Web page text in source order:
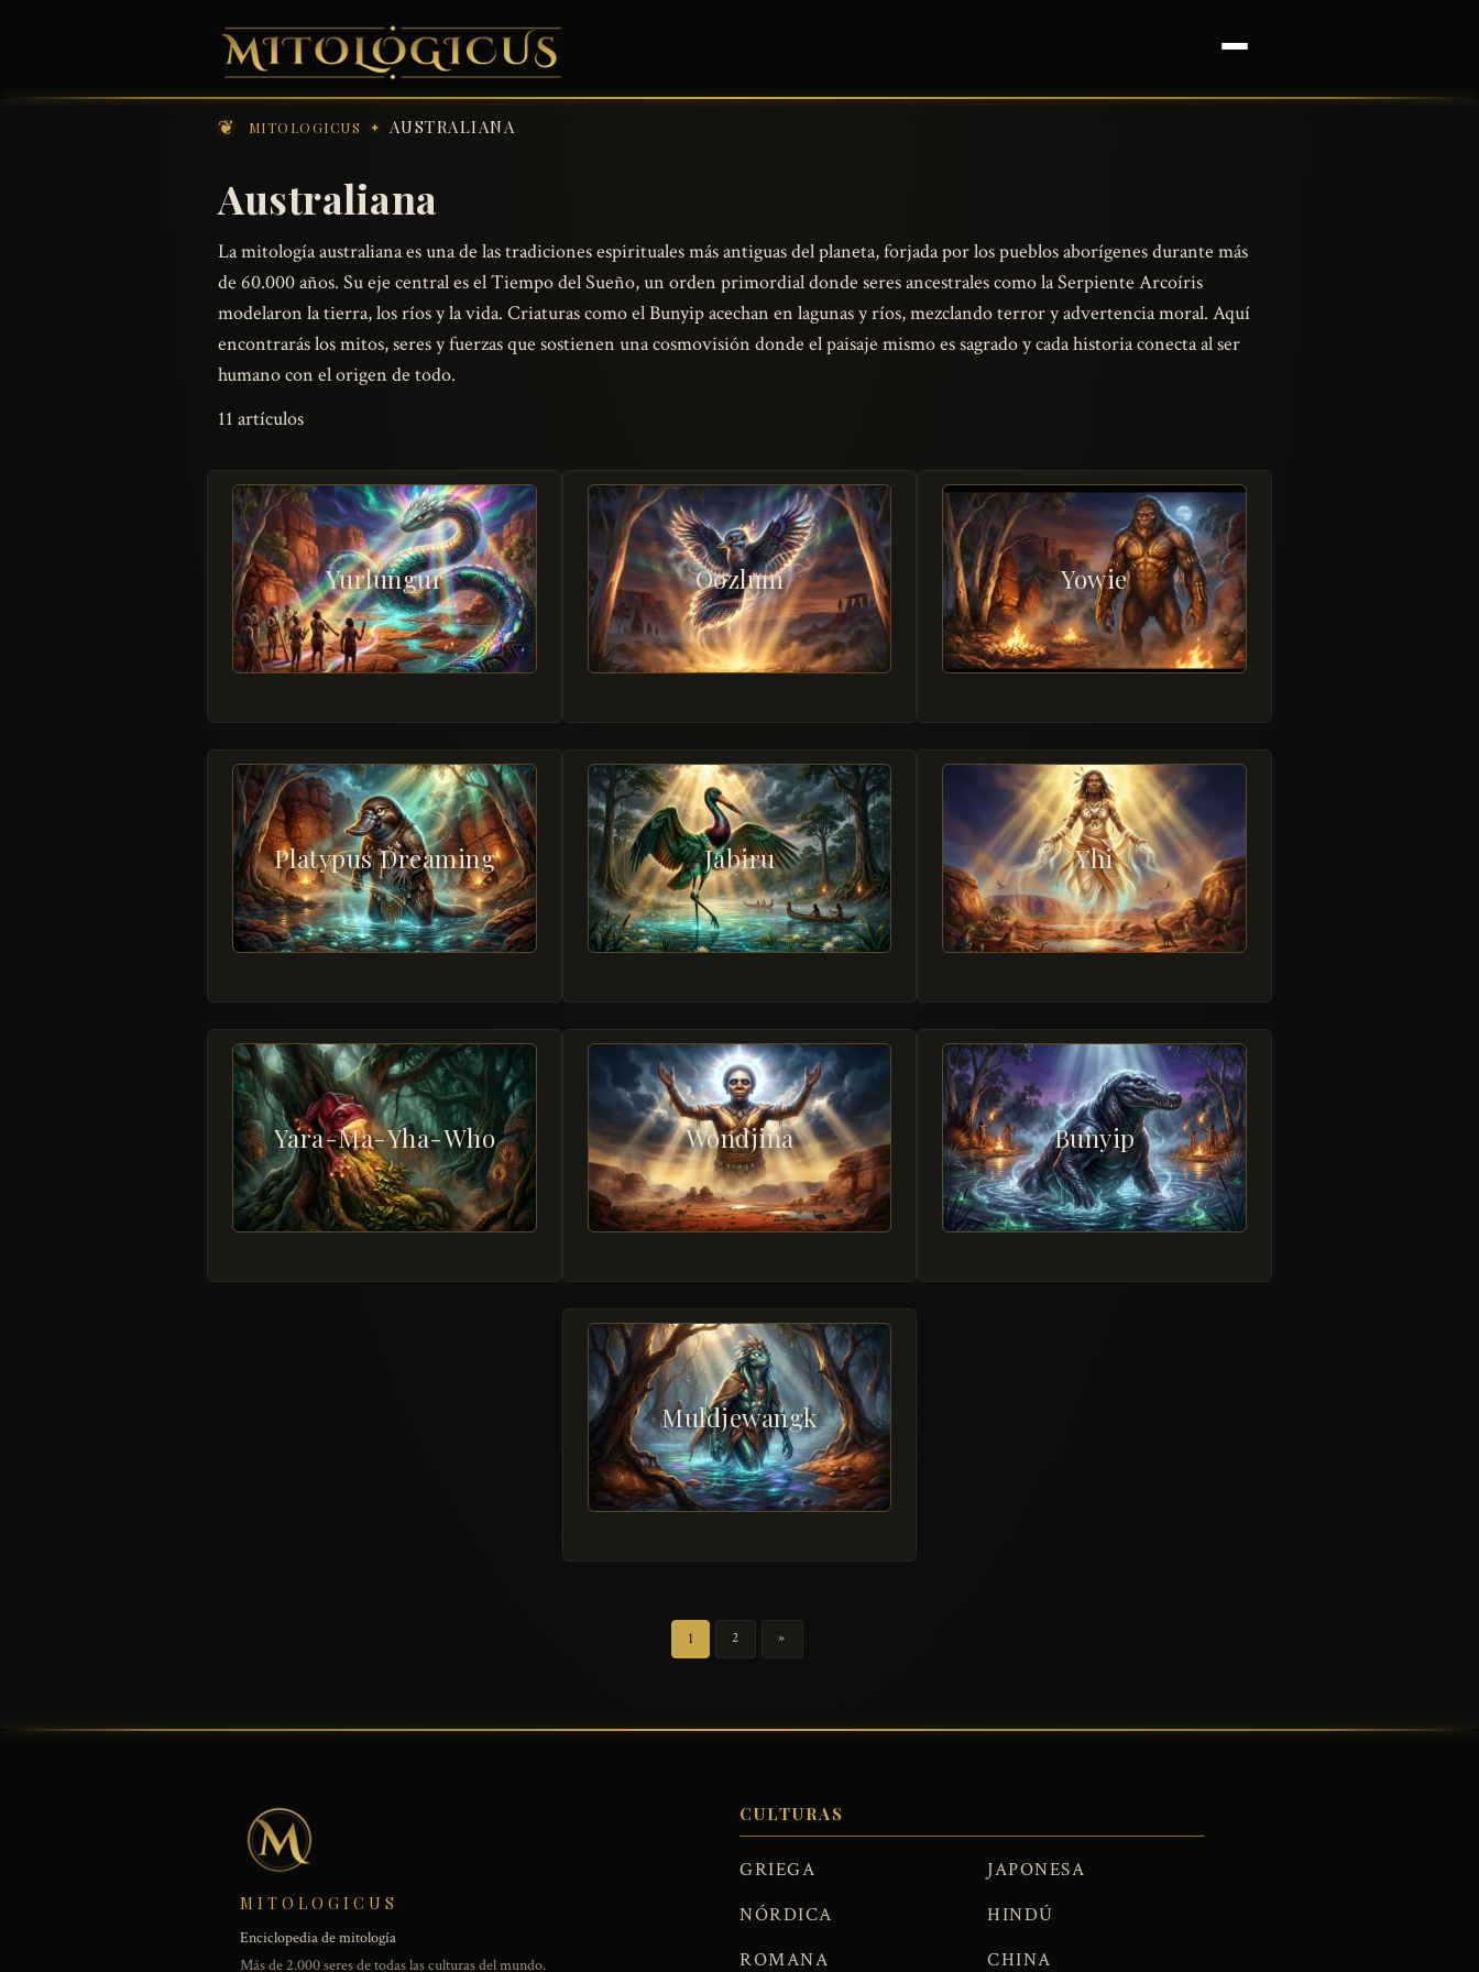
MITOLOGICUS AUSTRALIANA
Australiana
La mitología australiana es una de las tradiciones espirituales más antiguas del planeta, forjada por los pueblos aborígenes durante más
de 60.000 años. Su eje central es el Tiempo del Sueño, un orden primordial donde seres ancestrales como la Serpiente Arcoíris
modelaron la tierra, los ríos y la vida. Criaturas como el Bunyip acechan en lagunas y ríos, mezclando terror y advertencia moral. Aquí
encontrarás los mitos, seres y fuerzas que sostienen una cosmovisión donde el paisaje mismo es sagrado y cada historia conecta al ser
humano con el origen de todo.
11 artículos
Yurlungur Oozlum Yowie
Platypus Dreaming Jabiru Yhi
Yara-Ma-Yha-Who Wondjina Bunyip
Muldjewangk
1 2 »
MITOLOGICUS
Enciclopedia de mitología
Más de 2.000 seres de todas las culturas del mundo.
CULTURAS
GRIEGA
NÓRDICA
ROMANA
JAPONESA
HINDÚ
CHINA